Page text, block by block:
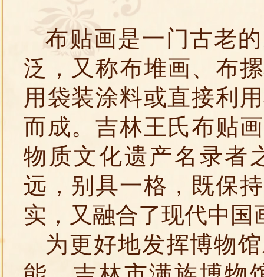
布贴画是一门古老
泛，又称布堆画、布
用袋装涂料或直接利
而成。吉林王氏布贴
物质文化遗产名录者
远，别具一格，既保
实，又融合了现代中国
为更好地发挥博物